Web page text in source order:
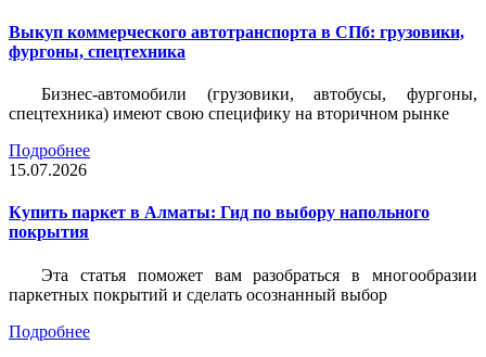
Выкуп коммерческого автотранспорта в СПб: грузовики,
фургоны, спецтехника
Бизнес-автомобили (грузовики, автобусы, фургоны,
спецтехника) имеют свою специфику на вторичном рынке
Подробнее
15.07.2026
Купить паркет в Алматы: Гид по выбору напольного
покрытия
Эта статья поможет вам разобраться в многообразии
паркетных покрытий и сделать осознанный выбор
Подробнее